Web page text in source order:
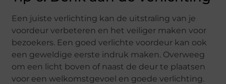
Een juiste verlichting kan de uitstraling van je
voordeur verbeteren en het veiliger maken voor
bezoekers. Een goed verlichte voordeur kan ook
een geweldige eerste indruk maken. Overweeg
om een licht boven of naast de deur te plaatsen
voor een welkomstgevoel en goede verlichting.